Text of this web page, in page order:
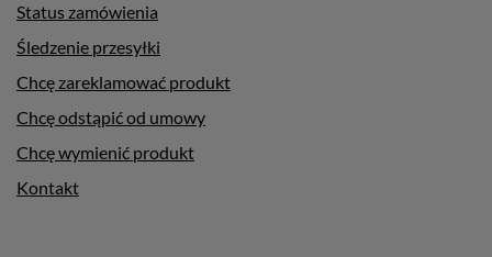
Status zamówienia
Śledzenie przesyłki
Chcę zareklamować produkt
Chcę odstąpić od umowy
Chcę wymienić produkt
Kontakt